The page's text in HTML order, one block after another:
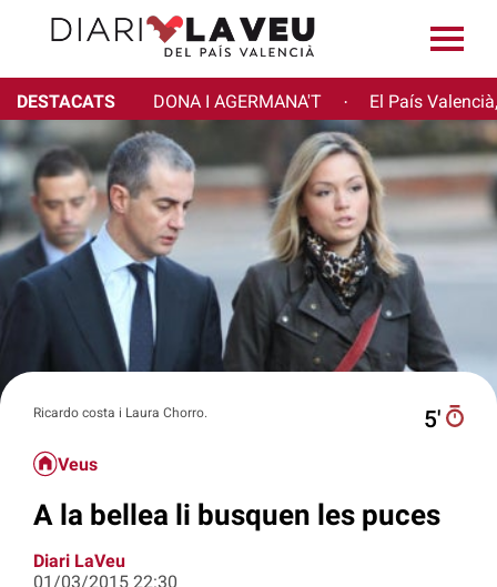
DESTACATS DONA I AGERMANA'T · El País
Ricardo costa i Laura Chorro. 5′
Veus
A la bellea li busquen les puces
Diari LaVeu
01/03/2015 22:30